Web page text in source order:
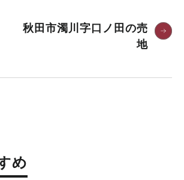
秋田市濁川字口ノ田の売
地
め